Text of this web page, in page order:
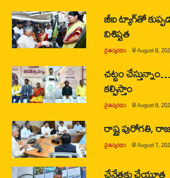
జీఐ ట్యాగ్‌తో
విశిష్టత
చైతన్యరధం @August 8,
చట్టం
కల్పిస్తాం
చైతన్యరధం @August 8,
రాష్ట్ర పురోగతి,
చైతన్యరధం @August 7,